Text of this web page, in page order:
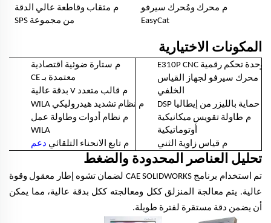
م محرك ومُحرك سيرفو
EasyCat
م مثقاب وقاطعة عالي الدقة
من مجموعة SPS
المكونات الاختيارية
وحدة تحكم رقمية E310P CNC
محرك سيرفو لجهاز القياس
الخلفي
حماية بالليزر من إيطاليا DSP
م طاولة تقويس ميكانيكية
أوتوماتيكية
م قياس زاوية الثني
م ستارة ضوئية اقتصادية
معتمدة بـ CE
م قالب متعدد V بدقة عالية
م نظام تشديد هيدروليكي WILA
م نظام أدوات وطاولة عمل
WILA
م تابع الانحناء التلقائي دعم
تحليل العناصر المحدودة والضغط
تم استخدام برنامج CAE SOLIDWORKS لضمان تشوه إطار معقول وقوة
عالية. يتم معالجة المنزلق ككل ومعالجته ككل بدقة عالية، مما يمكن
أن يضمن دقة مستقرة لفترة طويلة.